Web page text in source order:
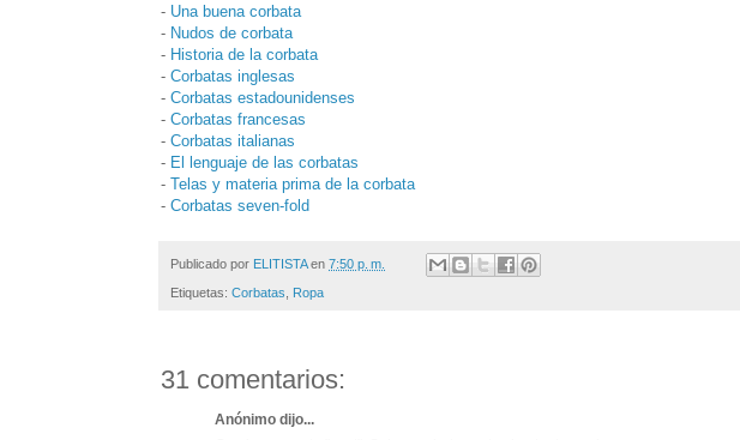
- Una buena corbata
- Nudos de corbata
- Historia de la corbata
- Corbatas inglesas
- Corbatas estadounidenses
- Corbatas francesas
- Corbatas italianas
- El lenguaje de las corbatas
- Telas y materia prima de la corbata
- Corbatas seven-fold
Publicado por ELITISTA en 7:50 p. m.
Etiquetas: Corbatas Ropa
31 comentarios:
Anónimo dijo...